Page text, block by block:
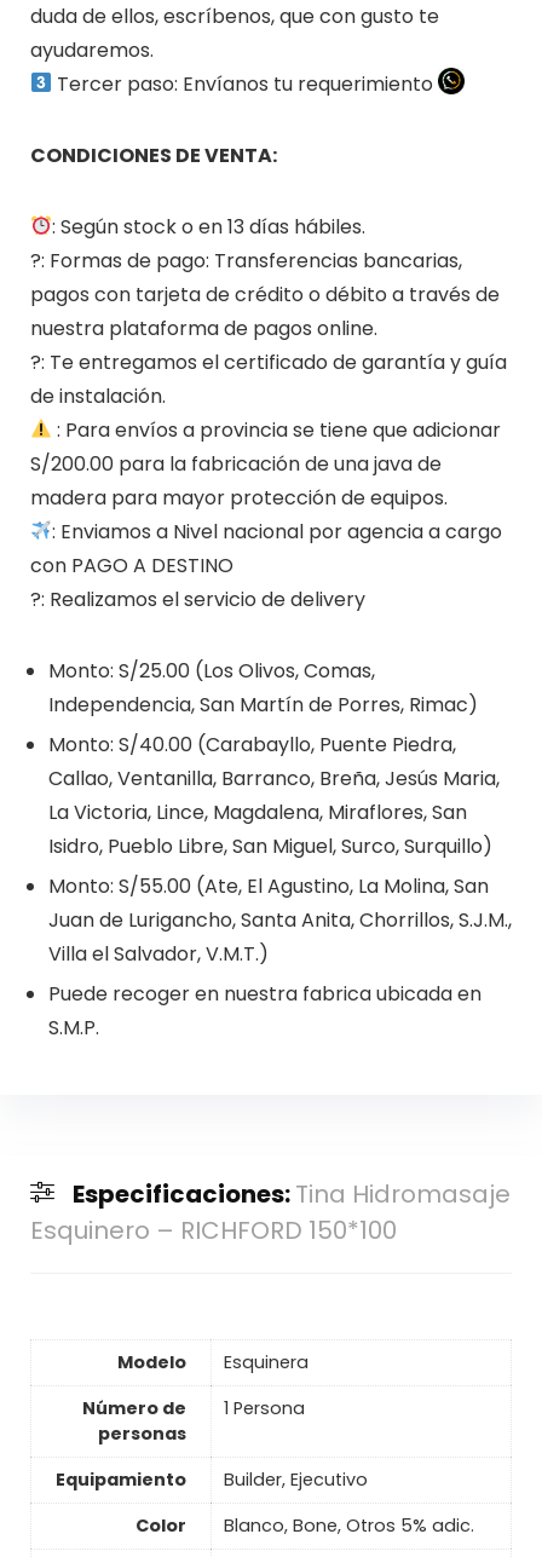
duda de ellos, escríbenos, que con gusto te
ayudaremos.
Tercer paso: Envíanos tu requerimiento
CONDICIONES DE VENTA:
: Según stock o en 13 días hábiles.
?: Formas de pago: Transferencias bancarias,
pagos con tarjeta de crédito o débito a través de
nuestra plataforma de pagos online.
?: Te entregamos el certificado de garantía y guía
de instalación.
: Para envíos a provincia se tiene que adicionar
S/200.00 para la fabricación de una java de
madera para mayor protección de equipos.
: Enviamos a Nivel nacional por agencia a cargo
con PAGO A DESTINO
?: Realizamos el servicio de delivery
Monto: S/25.00 (Los Olivos, Comas,
Independencia, San Martín de Porres, Rimac)
Monto: S/40.00 (Carabayllo, Puente Piedra,
Callao, Ventanilla, Barranco, Breña, Jesús Maria,
La Victoria, Lince, Magdalena, Miraflores, San
Isidro, Pueblo Libre, San Miguel, Surco, Surquillo)
Monto: S/55.00 (Ate, El Agustino, La Molina, San
Juan de Lurigancho, Santa Anita, Chorrillos, S.J.M.,
Villa el Salvador, V.M.T.)
Puede recoger en nuestra fabrica ubicada en
S.M.P.
Especificaciones:Tina Hidromasaje
Esquinero – RICHFORD 150*100
Modelo
Esquinera
Número de
personas
1 Persona
Equipamiento
Builder, Ejecutivo
Color
Blanco, Bone, Otros 5% adic.